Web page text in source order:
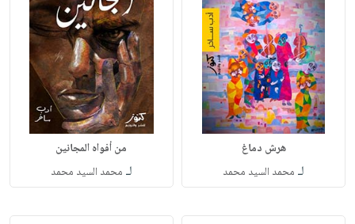
هرش دماغ
لـ محمد السيد محمد
من أفواه المجانين
لـ محمد السيد محمد